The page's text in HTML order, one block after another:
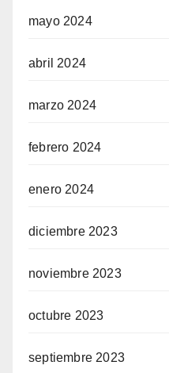
mayo 2024
abril 2024
marzo 2024
febrero 2024
enero 2024
diciembre 2023
noviembre 2023
octubre 2023
septiembre 2023